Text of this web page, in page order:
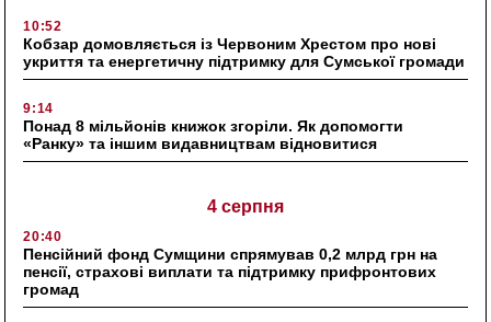
10:52
Кобзар домовляється із Червоним Хрестом про нові
укриття та енергетичну підтримку для Сумської громади
9:14
Понад 8 мільйонів книжок згоріли. Як допомогти
«Ранку» та іншим видавництвам відновитися
4 серпня
20:40
Пенсійний фонд Сумщини спрямував 0,2 млрд грн на
пенсії, страхові виплати та підтримку прифронтових
громад